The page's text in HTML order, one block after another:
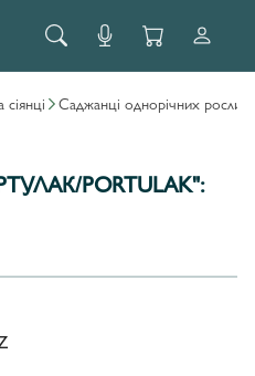
сіянці саджанці однорічних рослин
PORTULAK":